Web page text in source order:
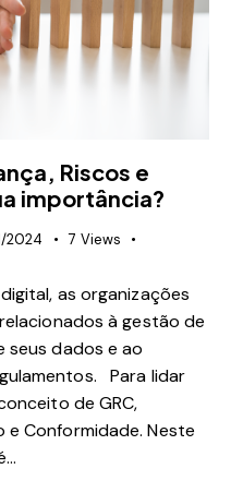
Riscos e
importância?
2024 7 Views
as organizações
à gestão de
seus dados e ao
Para lidar
de GRC,
e Conformidade. Neste